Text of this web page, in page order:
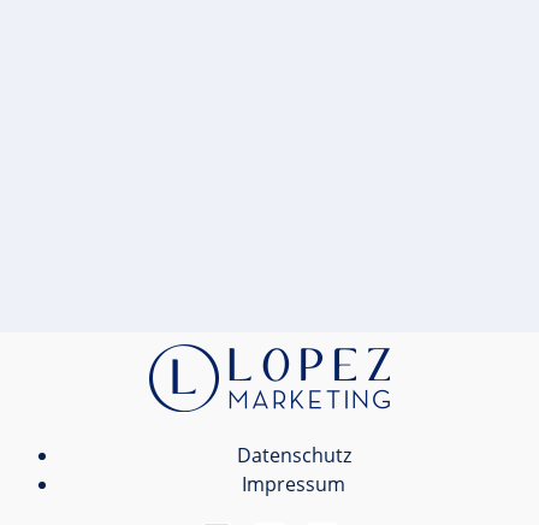
Datenschutz
Impressum